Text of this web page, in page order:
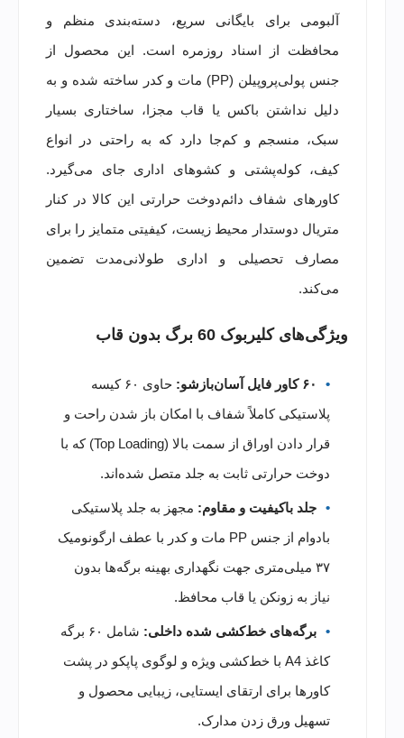
آلبومی برای بایگانی سریع، دسته‌بندی منظم و
محافظت از اسناد روزمره است. این محصول از
جنس پولی‌پروپیلن (PP) مات و کدر ساخته شده و به
دلیل نداشتن باکس یا قاب مجزا، ساختاری بسیار
سبک، منسجم و کم‌جا دارد که به راحتی در انواع
کیف، کوله‌پشتی و کشوهای اداری جای می‌گیرد.
کاورهای شفاف دائم‌دوخت حرارتی این کالا در کنار
متریال دوستدار محیط زیست، کیفیتی متمایز را برای
مصارف تحصیلی و اداری طولانی‌مدت تضمین
می‌کند.
ویژگی‌های کلیربوک 60 برگ بدون قاب
۶۰ کاور فایل آسان‌بازشو:
حاوی ۶۰ کیسه
پلاستیکی کاملاً شفاف با امکان باز شدن راحت و
قرار دادن اوراق از سمت بالا (Top Loading) که با
دوخت حرارتی ثابت به جلد متصل شده‌اند.
جلد باکیفیت و مقاوم: مجهز به جلد پلاستیکی
بادوام از جنس PP مات و کدر با عطف ارگونومیک
۳۷ میلی‌متری جهت نگهداری بهینه برگه‌ها بدون
نیاز به زونکن یا قاب محافظ.
برگه‌های خط‌کشی شده داخلی:
شامل ۶۰ برگه
کاغذ A4 با خط‌کشی ویژه و لوگوی پاپکو در پشت
کاورها برای ارتقای ایستایی، زیبایی محصول و
تسهیل ورق زدن مدارک.